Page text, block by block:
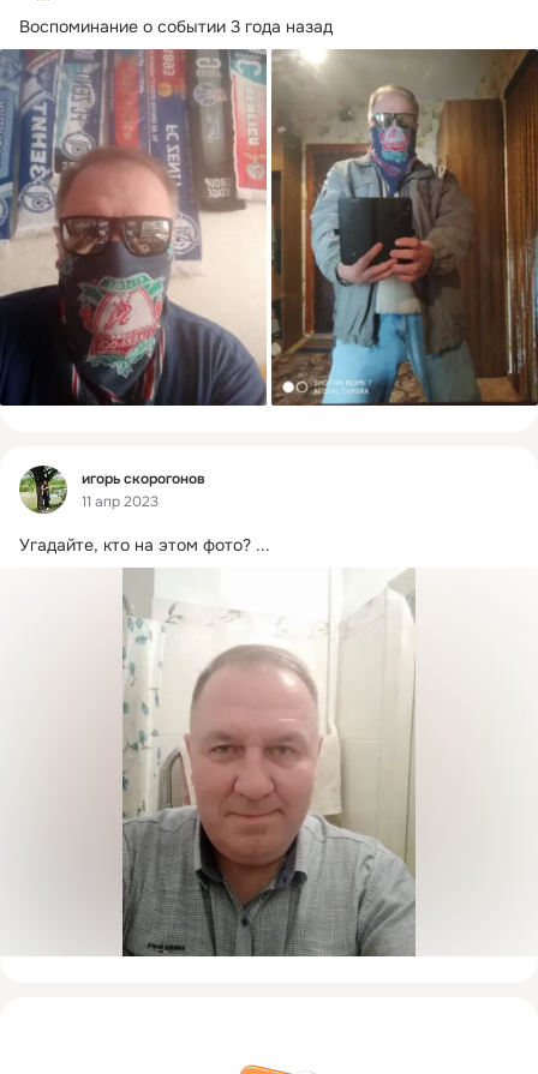
Воспоминание о событии 3 года назад
Фид
игорь скорогонов
11 апр 2023
Угадайте, кто на этом фото? ...